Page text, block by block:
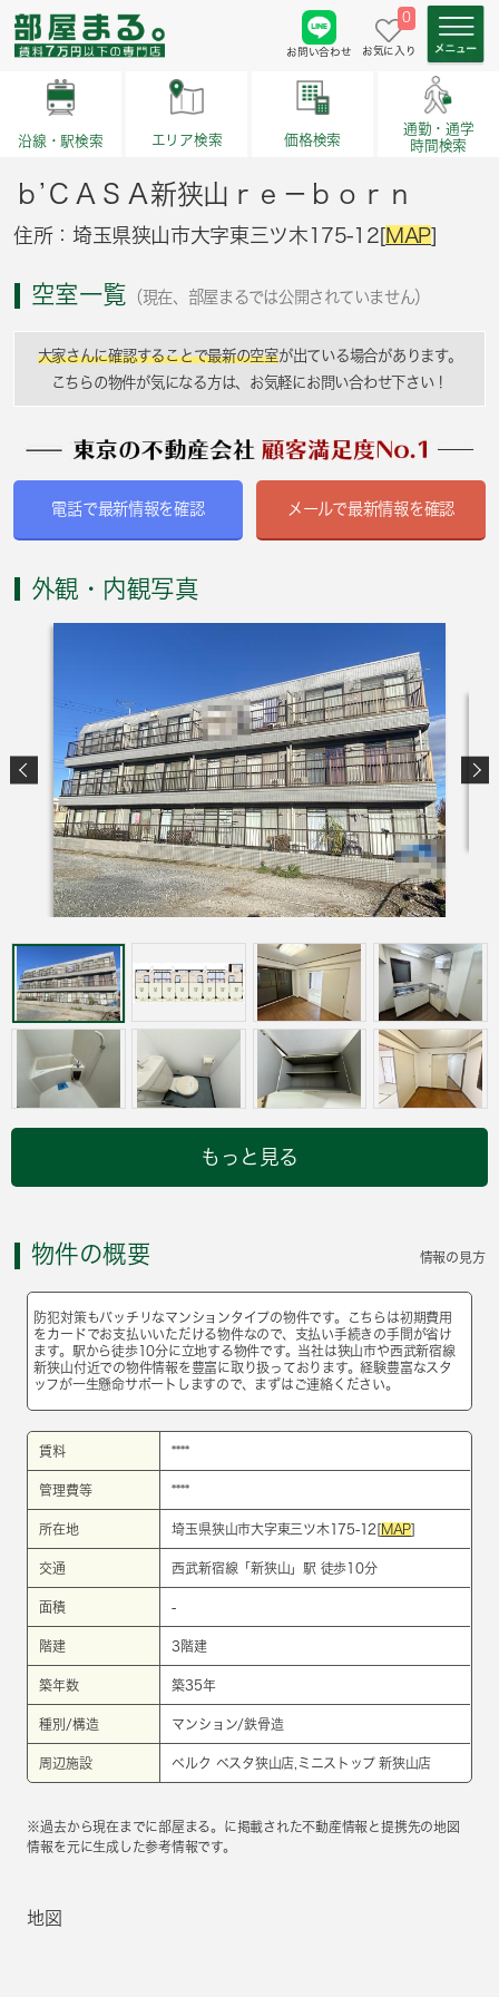
お問い合わせ
0
お気に入り
沿線・駅検索 エリア検索 価格検索
通勤・通学
時間検索
ｂ’ＣＡＳＡ新狭山ｒｅ－ｂｏｒｎ
住所：埼玉県狭山市大字東三ツ木175-12[MAP]
空室一覧 （現在、部屋まるでは公開されていません）
大家さんに確認することで最新の空室が出ている場合があります。
こちらの物件が気になる方は、お気軽にお問い合わせ下さい！
電話で最新情報を確認 メールで最新情報を確認
外観・内観写真
もっと見る
物件の概要 情報の見方
防犯対策もバッチリなマンションタイプの物件です。こちらは初期費用
をカードでお支払いいただける物件なので、支払い手続きの手間が省け
ます。駅から徒歩10分に立地する物件です。当社は狭山市や西武新宿線
新狭山付近での物件情報を豊富に取り扱っております。経験豊富なスタ
ッフが一生懸命サポートしますので、まずはご連絡ください。
賃料 ****
管理費等 ****
所在地 埼玉県狭山市大字東三ツ木175-12[ MAP
交通 西武新宿線 「新狭山 」駅 徒歩10分
面積 -
階建 3階建
築年数 築35年
種別/構造 マンション/鉄骨造
周辺施設 ベルク ベスタ狭山店,ミニストップ 新狭山店
※過去から現在までに部屋まる。に掲載された不動産情報と提携先の地図
情報を元に生成した参考情報です。
地図